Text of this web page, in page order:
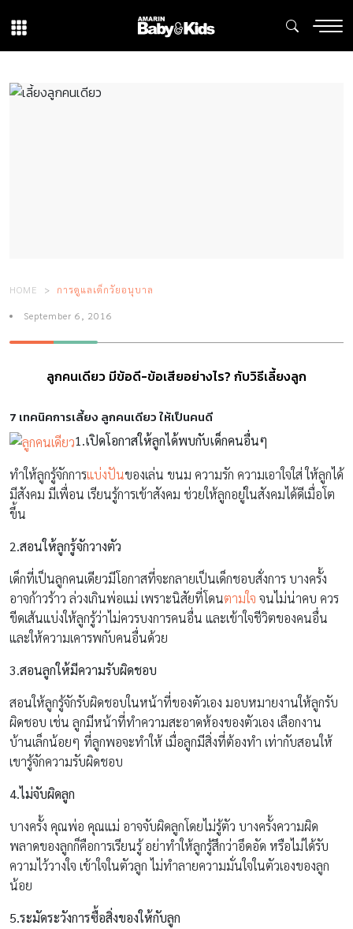
HOME การดูแลเด็กวัยอนุบาล
September 6, 2016
ลูกคนเดียว มีข้อดี-ข้อเสียอย่างไร? กับวิธีเลี้ยงลูก
7 เทคนิคการเลี้ยง ลูกคนเดียว ให้เป็นคนดี
1.เปิดโอกาสให้ลูกได้พบกับเด็กคนอื่นๆ
ทำให้ลูกรู้จักการแบ่งปันของเล่น ขนม ความรัก ความเอาใจใส่ ให้ลูกได้
มีสังคม มีเพื่อน เรียนรู้การเข้าสังคม ช่วยให้ลูกอยู่ในสังคมได้ดีเมื่อโต
ขึ้น
2.สอนให้ลูกรู้จักวางตัว
เด็กที่เป็นลูกคนเดียวมีโอกาสที่จะกลายเป็นเด็กชอบสั่งการ บางครั้ง
อาจก้าวร้าว ล่วงเกินพ่อแม่ เพราะนิสัยที่โดนตามใจ จนไม่น่าคบ ควร
ขีดเส้นแบ่งให้ลูกรู้ว่าไม่ควรบงการคนอื่น และเข้าใจชีวิตของคนอื่น
และให้ความเคารพกับคนอื่นด้วย
3.สอนลูกให้มีความรับผิดชอบ
สอนให้ลูกรู้จักรับผิดชอบในหน้าที่ของตัวเอง มอบหมายงานให้ลูกรับ
ผิดชอบ เช่น ลูกมีหน้าที่ทำความสะอาดห้องของตัวเอง เลือกงาน
บ้านเล็กน้อยๆ ที่ลูกพอจะทำให้ เมื่อลูกมีสิ่งที่ต้องทำ เท่ากับสอนให้
เขารู้จักความรับผิดชอบ
4.ไม่จับผิดลูก
บางครั้ง คุณพ่อ คุณแม่ อาจจับผิดลูกโดยไม่รู้ตัว บางครั้งความผิด
พลาดของลูกก็คือการเรียนรู้ อย่าทำให้ลูกรู้สึกว่าอึดอัด หรือไม่ได้รับ
ความไว้วางใจ เข้าใจในตัวลูก ไม่ทำลายความมั่นใจในตัวเองของลูก
น้อย
5.ระมัดระวังการซื้อสิ่งของให้กับลูก